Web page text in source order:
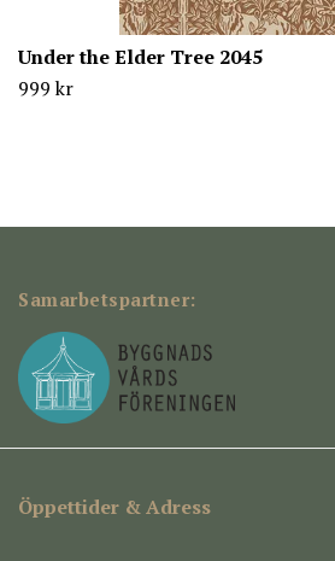
Under the Elder Tree 2045
999 kr
Samarbetspartner:
Öppettider & Adress